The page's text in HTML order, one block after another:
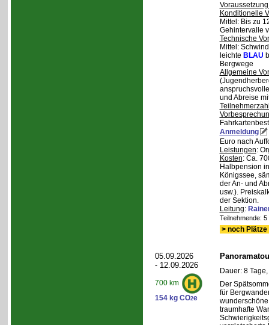
Konditionelle
Mittel: Bis zu
Gehintervalle
Technische
Mittel:
leichte BLAU
Bergwege
Allgemeine
und Abreise
Anmeldung
Euro nach
Leistungen:
Kosten: Ca.
Halbpension
Königssee,
der An- und
usw.).
der Sektion.
Leitung:
Teilnehmende:
> noch
05.09.2026
- 12.09.2026
700 km
154 kg CO2e
Dauer: 8
Der
für
traumhafte